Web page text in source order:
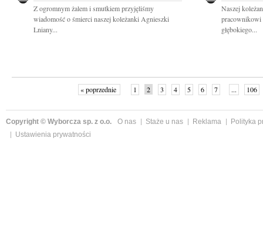
Z ogromnym żalem i smutkiem przyjęliśmy
wiadomość o śmierci naszej koleżanki Agnieszki
Lniany...
Naszej
pracownikowi
głębokiego...
« poprzednie 1 2 3 4 5 6 7 ... 106
Copyright © Wyborcza sp. z o.o. O nas Staże u nas Reklama
Polityka
Ustawienia prywatności